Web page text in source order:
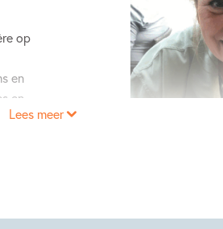
op
en
en
Lees meer